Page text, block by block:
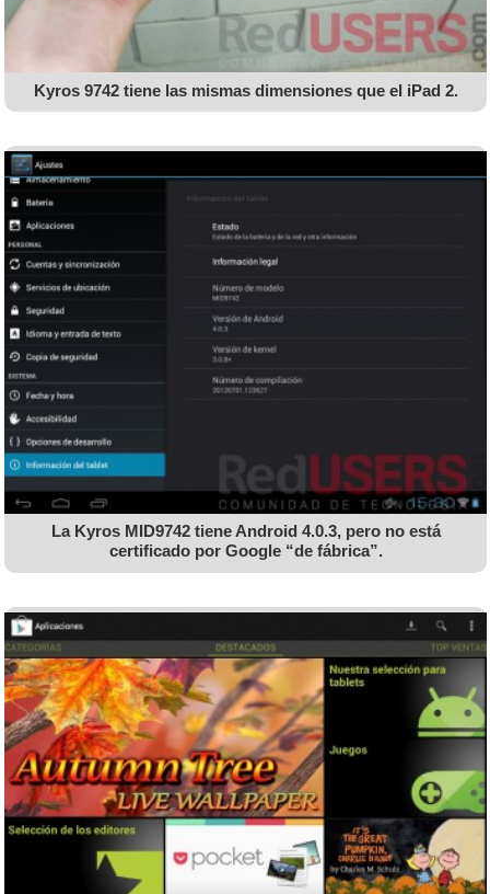
Kyros 9742 tiene las mismas dimensiones que el iPad 2.
La Kyros MID9742 tiene Android 4.0.3, pero no está
certificado por Google “de fábrica”.